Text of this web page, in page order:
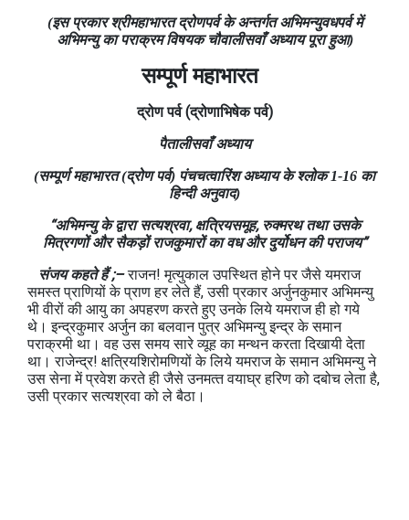
(इस प्रकार श्रीमहाभारत द्रोणपर्व के अन्‍तर्गत अभिमन्‍युवधपर्व में
अभिमन्‍यु का पराक्रम विषयक चौवालीसवाँ अध्‍याय पूरा हुआ)
सम्पूर्ण महाभारत
द्रोणपर्व(द्रोणाभिषेक पर्व)
पैतालीसवाँ अध्याय
(सम्पूर्ण महाभारत (द्रोण पर्व) पंचचत्‍वारिंश अध्याय के श्लोक 1-16 का
हिन्दी अनुवाद)
“अभिमन्‍यु के द्वारा सत्यश्रवा, क्षत्रियसमूह, रुक्मरथ तथा उसके
मित्रगणों और सैकड़ों राजकुमारों का वध और दुर्योधन की पराजय”
संजय कहते हैं ;–राजन! मृत्‍युकाल उपस्थित होने पर जैसे यमराज
समस्‍त प्राणियों के प्राण हर लेते हैं, उसी प्रकार अर्जुनकुमार अभिमन्‍यु
भी वीरों की आयु का अपहरण करते हुए उनके लिये यमराज ही हो गये
थे। इन्‍द्रकुमार अर्जुन का बलवान पुत्र अभिमन्‍यु इन्‍द्र के समान
पराक्रमी था। वह उस समय सारे व्‍यूह का मन्‍थन करता दिखायी देता
था। राजेन्‍द्र! क्षत्रियशिरोमणियों के लिये यमराज के समान अभिमन्‍यु ने
उस सेना में प्रवेश करते ही जैसे उनमत्‍त वयाघ्र हरिण को दबोच लेता है,
उसी प्रकार सत्यश्रवा को ले बैठा।